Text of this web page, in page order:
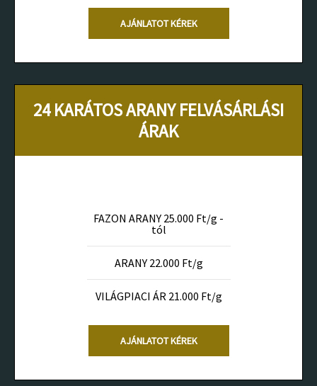
AJÁNLATOT KÉREK
24 KARÁTOS ARANY FELVÁSÁRLÁSI
ÁRAK
FAZON ARANY 25.000 Ft/g -
tól
ARANY 22.000 Ft/g
VILÁGPIACI ÁR 21.000 Ft/g
AJÁNLATOT KÉREK